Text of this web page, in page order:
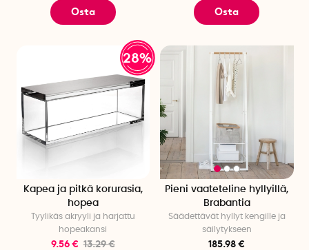
Osta Osta
28%
Kapea ja pitkä korurasia,
hopea
Tyylikäs akryyli ja harjattu
hopeakansi
9.56 € 13.29 €
Pieni vaateteline hyllyillä,
Brabantia
Säädettävät hyllyt kengille ja
säilytykseen
185.98 €